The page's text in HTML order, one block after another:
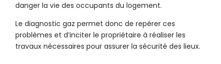
danger la vie des occupants du logement.
Le diagnostic gaz permet donc de repérer ces
problèmes et d’inciter le propriétaire à réaliser les
travaux nécessaires pour assurer la sécurité des lieux.